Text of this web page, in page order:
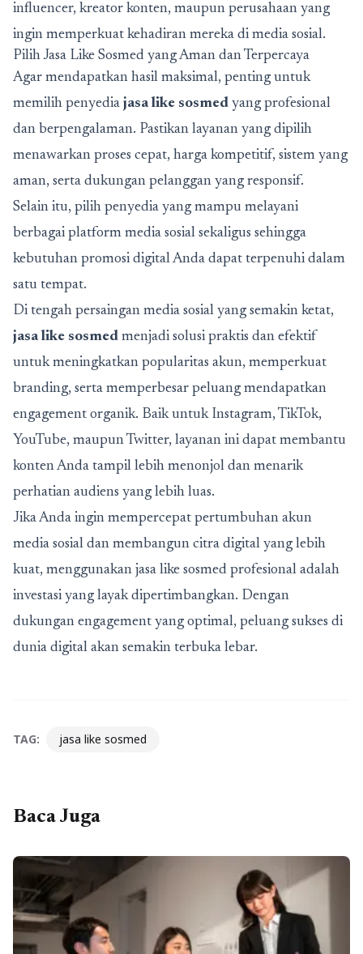
influencer, kreator konten, maupun perusahaan yang
ingin memperkuat kehadiran mereka di media sosial.
Pilih Jasa Like Sosmed yang Aman dan Terpercaya
Agar mendapatkan hasil maksimal, penting untuk
memilih penyedia jasa like sosmed yang profesional
dan berpengalaman. Pastikan layanan yang dipilih
menawarkan proses cepat, harga kompetitif, sistem yang
aman, serta dukungan pelanggan yang responsif.
Selain itu, pilih penyedia yang mampu melayani
berbagai platform media sosial sekaligus sehingga
kebutuhan promosi digital Anda dapat terpenuhi dalam
satu tempat.
Di tengah persaingan media sosial yang semakin ketat,
jasa like sosmed menjadi solusi praktis dan efektif
untuk meningkatkan popularitas akun, memperkuat
branding, serta memperbesar peluang mendapatkan
engagement organik. Baik untuk Instagram, TikTok,
YouTube, maupun Twitter, layanan ini dapat membantu
konten Anda tampil lebih menonjol dan menarik
perhatian audiens yang lebih luas.
Jika Anda ingin mempercepat pertumbuhan akun
media sosial dan membangun citra digital yang lebih
kuat, menggunakan jasa like sosmed profesional adalah
investasi yang layak dipertimbangkan. Dengan
dukungan engagement yang optimal, peluang sukses di
dunia digital akan semakin terbuka lebar.
TAG: jasa like sosmed
Baca Juga